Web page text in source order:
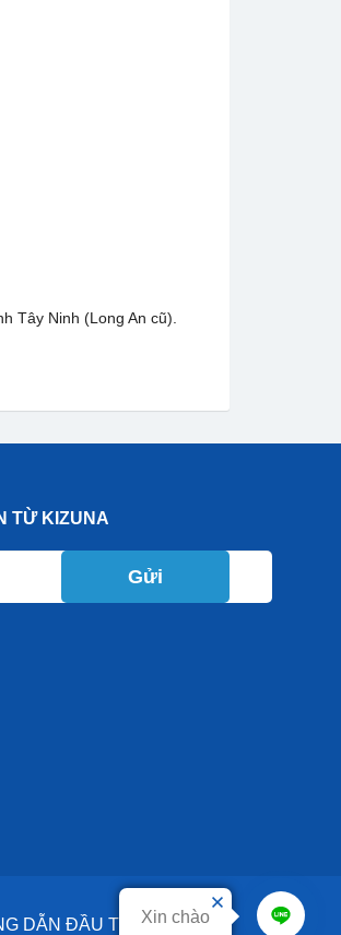
Xin chào
Tây Ninh (Long An cũ).
TỪ KIZUNA
Gửi
DỊCH VỤ
DẪN ĐẦU TƯ